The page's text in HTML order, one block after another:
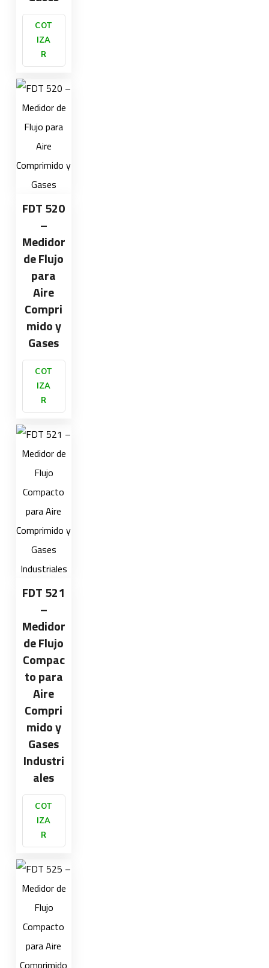
COT
IZA
R
FDT 520
–
Medidor
de Flujo
para
Aire
Compri
mido y
Gases
COT
IZA
R
FDT 521
–
Medidor
de Flujo
Compac
to para
Aire
Compri
mido y
Gases
Industri
ales
COT
IZA
R